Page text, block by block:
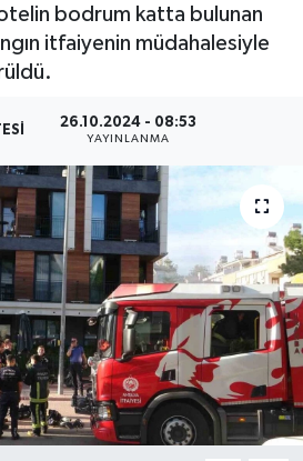
bodrum katta bulunan
itfaiyenin müdahalesiyle
26.10.2024 - 08:53
YAYINLANMA